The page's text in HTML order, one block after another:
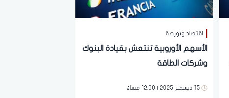
اقتصاد وبورصة
الأسهم الأوروبية تنتعش بقيادة البنوك
وشركات الطاقة
15 ديسمبر 2025 | 12:00 مساءً